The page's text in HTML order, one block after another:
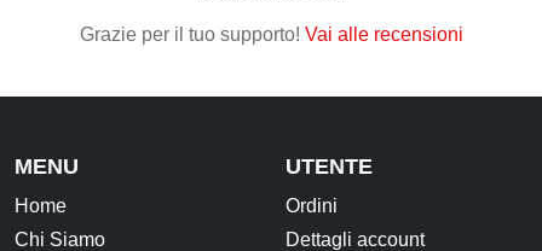
Grazie per il tuo supporto! Vai alle recensioni
MENU
Home
Chi Siamo
UTENTE
Ordini
Dettagli account